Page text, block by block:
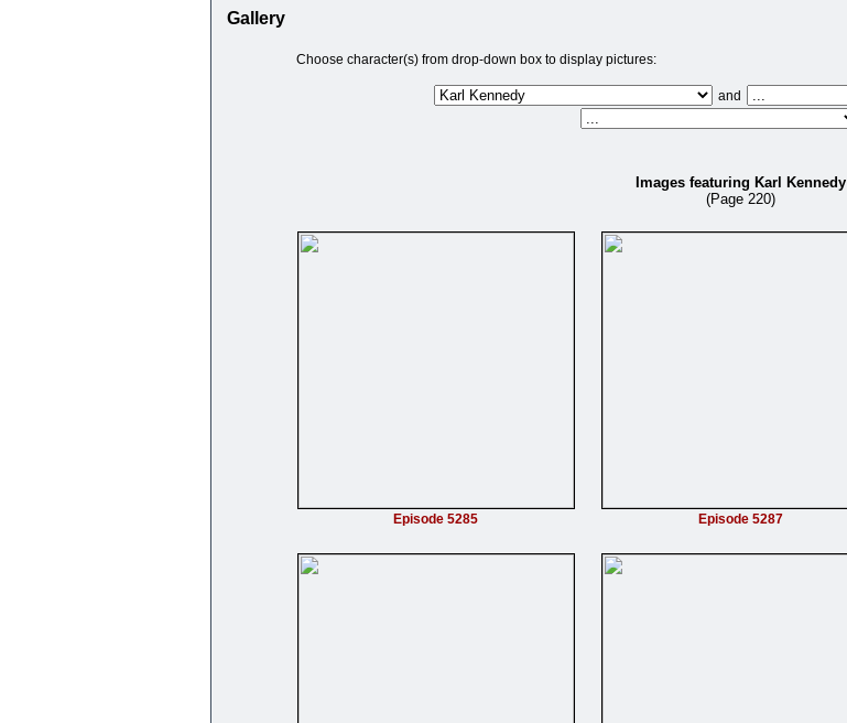
Gallery
Choose character(s) from drop-down box to display pictures:
and
Images featuring Karl Kennedy
(Page 220)
Episode 5285 Episode 5287